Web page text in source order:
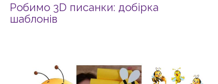
Робимо 3D писанки: добірка
шаблонів